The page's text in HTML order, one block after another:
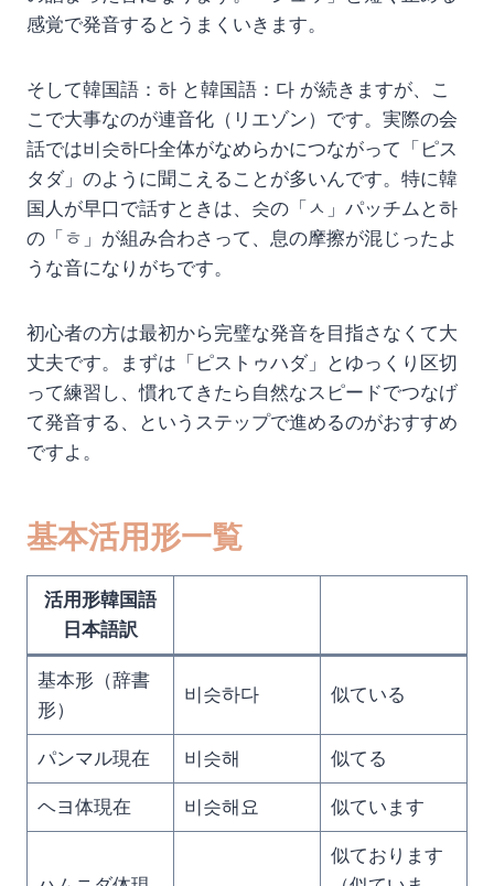
感覚で発音するとうまくいきます。
そして韓国語：하 と韓国語：다 が続きますが、こ
こで大事なのが連音化（リエゾン）です。実際の会
話では비슷하다全体がなめらかにつながって「ピス
タダ」のように聞こえることが多いんです。特に韓
国人が早口で話すときは、슷の「ㅅ」パッチムと하
の「ㅎ」が組み合わさって、息の摩擦が混じったよ
うな音になりがちです。
初心者の方は最初から完璧な発音を目指さなくて大
丈夫です。まずは「ピストゥハダ」とゆっくり区切
って練習し、慣れてきたら自然なスピードでつなげ
て発音する、というステップで進めるのがおすすめ
ですよ。
基本活用形一覧
活用形韓国語
日本語訳
基本形（辞書
形）
비슷하다 似ている
パンマル現在 비슷해 似てる
ヘヨ体現在 비슷해요 似ています
似ております